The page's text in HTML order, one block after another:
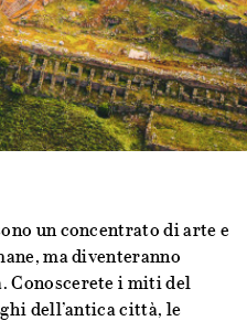
un concentrato di arte e
ma diventeranno
Conoscerete i miti del
dell’antica città, le